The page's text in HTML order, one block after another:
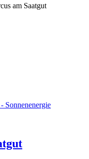
am Saatgut
Sonnenenergie